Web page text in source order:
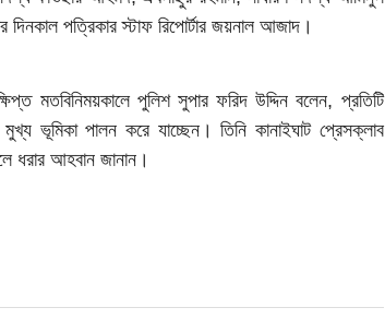
পত্রিকার স্টাফ রিপোর্টার জয়নাল আজাদ।
মতবিনিময়কালে পুলিশ সুপার ফরিদ উদ্দিন বলেন, প্রতিটি
ভূমিকা পালন করে যাচ্ছেন। তিনি কানাইঘাট প্রেসক্লাব
ধরার আহবান জানান।